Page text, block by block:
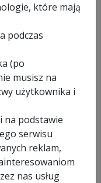
które mają
podczas
(po
musisz na
użytkownika i
na podstawie
serwisu
reklam,
nas usług
w 24 godziny